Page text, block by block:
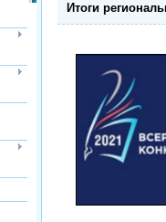
Итоги